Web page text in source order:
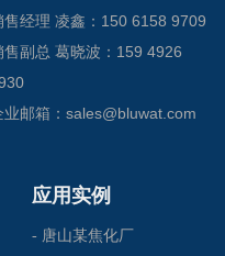
应用实例
- 唐山某焦化厂
售经理 凌鑫：150 6158 9709
售副总 葛晓波：159 4926
业邮箱：sales@bluwat.com